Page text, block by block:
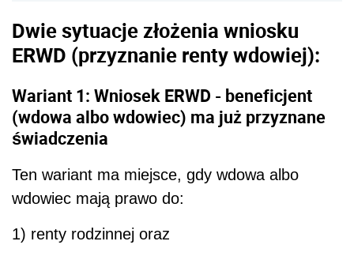
Dwie sytuacje złożenia wniosku
ERWD (przyznanie renty wdowiej):
Wariant 1: Wniosek ERWD - beneficjent
(wdowa albo wdowiec) ma już przyznane
świadczenia
Ten wariant ma miejsce, gdy wdowa albo
wdowiec mają prawo do:
1) renty rodzinnej oraz